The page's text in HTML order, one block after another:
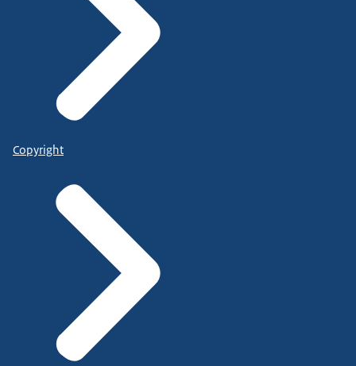
Copyright